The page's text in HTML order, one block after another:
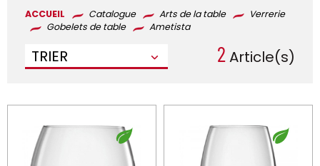
ACCUEIL Catalogue Arts de la table
Verrerie
Gobelets de table
Ametista
TRIER 2Article(s)